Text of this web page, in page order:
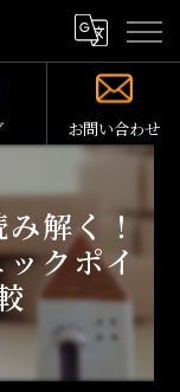
お問い合わせ
解く！
クポイ